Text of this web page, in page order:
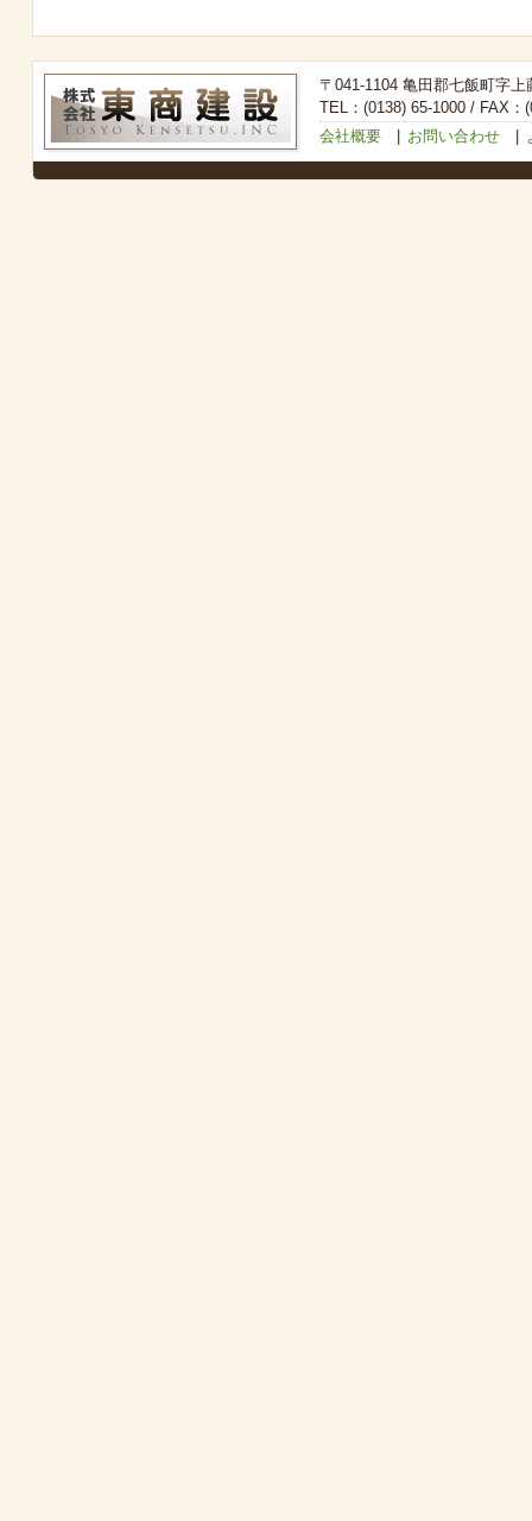
〒041-1104 亀田郡七飯町字上
TEL：(0138) 65-1000 / FAX：
会社概要| お問い合わせ|